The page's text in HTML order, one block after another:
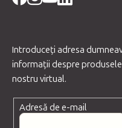
Introduceţi adresa
informaţii despre
nostru virtual.
Adresă de e-mail